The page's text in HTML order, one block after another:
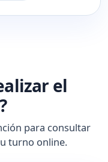
el
para consultar
turno online.